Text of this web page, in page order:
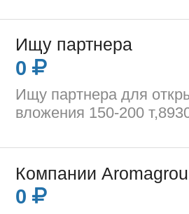
Ищу партнера
0
Ищу партнера для
вложения 150-200
Компании
0